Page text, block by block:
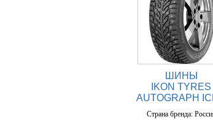
ШИНЫ
IKON TYRES
AUTOGRAPH
Страна бренда: